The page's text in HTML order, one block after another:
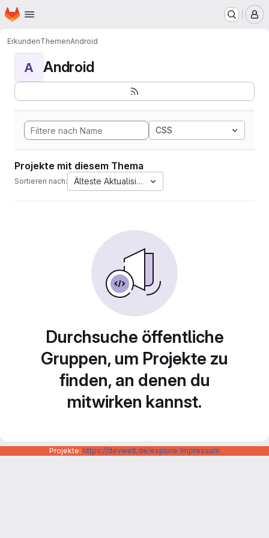
Zum Hauptinhalt springen
Startseite
ErkundenThemenAndroid
A Android
CSS
Projekte mit diesem Thema
Sortieren nach: Älteste Aktualisierung
Durchsuche öffentliche
Gruppen, um Projekte zu
finden, an denen du
mitwirken kannst.
Projekte: https://devwelt.de/explore Impressum